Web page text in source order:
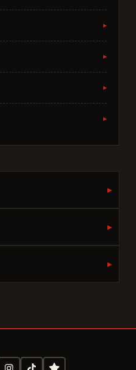
▸
▸
▸
▸
▸
▸
▸